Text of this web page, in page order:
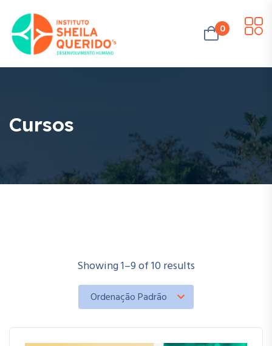
0
Cursos
Showing1–9of10 results